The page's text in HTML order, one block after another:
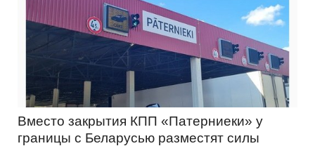
Вместо закрытия КПП «Патерниеки» у
границы с Беларусью разместят силы